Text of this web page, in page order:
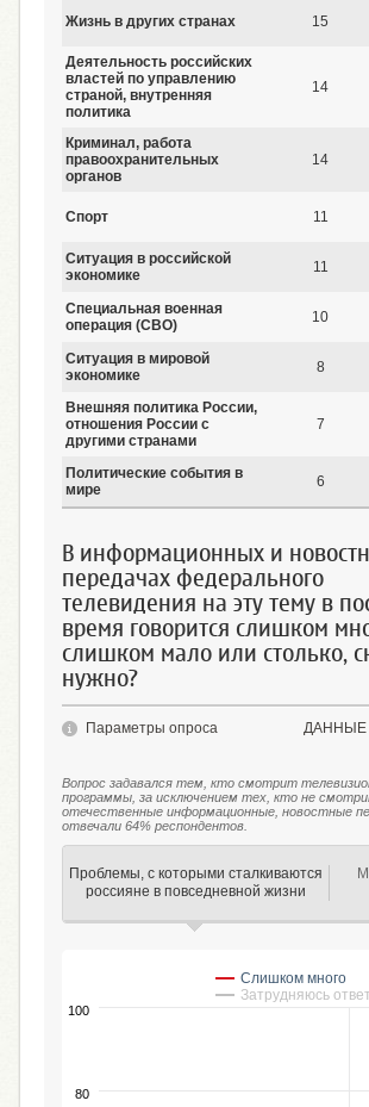
Жизнь в других странах 15
Деятельность российских
властей по управлению
страной, внутренняя
политика
14
Криминал, работа
правоохранительных
органов
14
Спорт 11
Ситуация в российской
экономике
11
Специальная военная
операция (СВО)
10
Ситуация в мировой
экономике
8
Внешняя политика России,
отношения России с
другими странами
7
Политические события в
мире
6
В информационных и
передачах федерального
телевидения на эту тему в
время говорится слишком
слишком мало или столько,
нужно?
ДАННЫЕ
Параметры опроса
Вопрос задавался тем, кто смотрит
программы, за исключением тех, кто не
отечественные информационные, новостные
отвечали 64% респондентов.
Проблемы, с которыми сталкиваются
россияне в повседневной жизни
Слишком много
Затрудняюсь
80
100